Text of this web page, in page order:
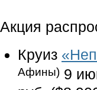
Акция
Круиз
Афины) 9